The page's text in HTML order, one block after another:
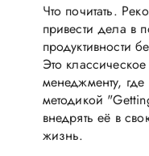
Что почитать.
привести дела в
продуктивности
Это
менеджменту,
методикой
внедрять её в
жизнь.